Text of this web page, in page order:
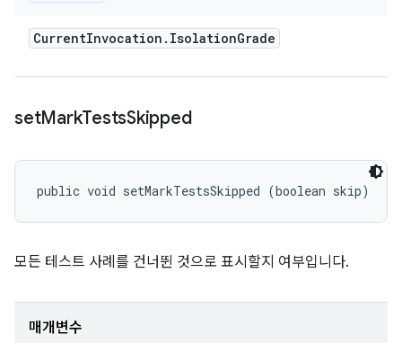
CurrentInvocation . IsolationGrade
setMarkTestsSkipped
public void setMarkTestsSkipped (boolean skip)
모든 테스트 사례를 건너뛴 것으로 표시할지 여부입니다.
매개변수